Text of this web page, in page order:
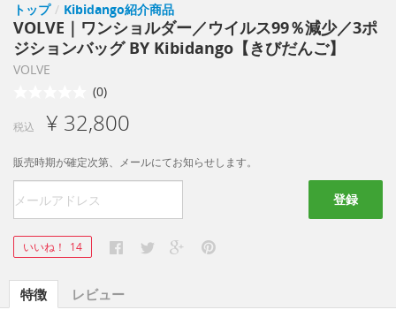
トップ / Kibidango紹介商品
VOLVE｜ワンショルダー／ウイルス99％減少／3ポ
ジションバッグ BY Kibidango【きびだんご】
VOLVE
(0)
税込 ¥ 32,800
販売時期が確定次第、メールにてお知らせします。
登録
いいね！ 14
特徴 レビュー